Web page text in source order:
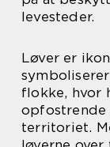
levesteder.
Løver er
flokke, hvor
opfostrende
territoriet.